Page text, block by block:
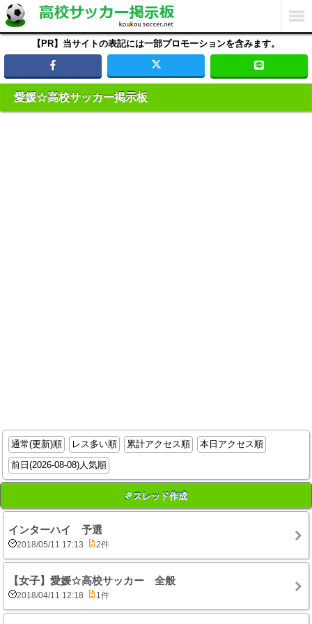
【PR】当サイトの表記には一部プロモーションを含みます。
愛媛☆高校サッカー掲示板
通常(更新)順 レス多い順 累計アクセス順
本日アクセス順
前日(2026-08-08)人気順
スレッド作成
インターハイ 予選
2018/05/11 17:13 2件
【女子】愛媛☆高校サッカー 全般
2018/04/11 12:18 1件